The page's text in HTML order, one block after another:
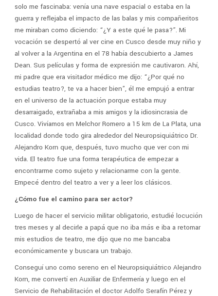
solo me fascinaba: venía una nave espacial o estaba en la
guerra y reflejaba el impacto de las balas y mis compañeritos
me miraban como diciendo: “¿Y a este qué le pasa?”. Mi
vocación se despertó al ver cine en Cusco desde muy niño y
al volver a la Argentina en el 78 había descubierto a James
Dean. Sus películas y forma de expresión me cautivaron. Ahí,
mi padre que era visitador médico me dijo: “¿Por qué no
estudias teatro?, te va a hacer bien”, él me empujó a entrar
en el universo de la actuación porque estaba muy
desarraigado, extrañaba a mis amigos y la idiosincrasia de
Cusco. Vivíamos en Melchor Romero a 15 km de La Plata, una
localidad donde todo gira alrededor del Neuropsiquiátrico Dr.
Alejandro Korn que, después, tuvo mucho que ver con mi
vida. El teatro fue una forma terapéutica de empezar a
encontrarme como sujeto y relacionarme con la gente.
Empecé dentro del teatro a ver y a leer los clásicos.
¿Cómo fue el camino para ser actor?
Luego de hacer el servicio militar obligatorio, estudié locución
tres meses y al decirle a papá que no iba más e iba a retomar
mis estudios de teatro, me dijo que no me bancaba
económicamente y buscara un trabajo.
Conseguí uno como sereno en el Neuropsiquiátrico Alejandro
Korn, me convertí en Auxiliar de Enfermería y luego en el
Servicio de Rehabilitación el doctor Adolfo Serafín Pérez y